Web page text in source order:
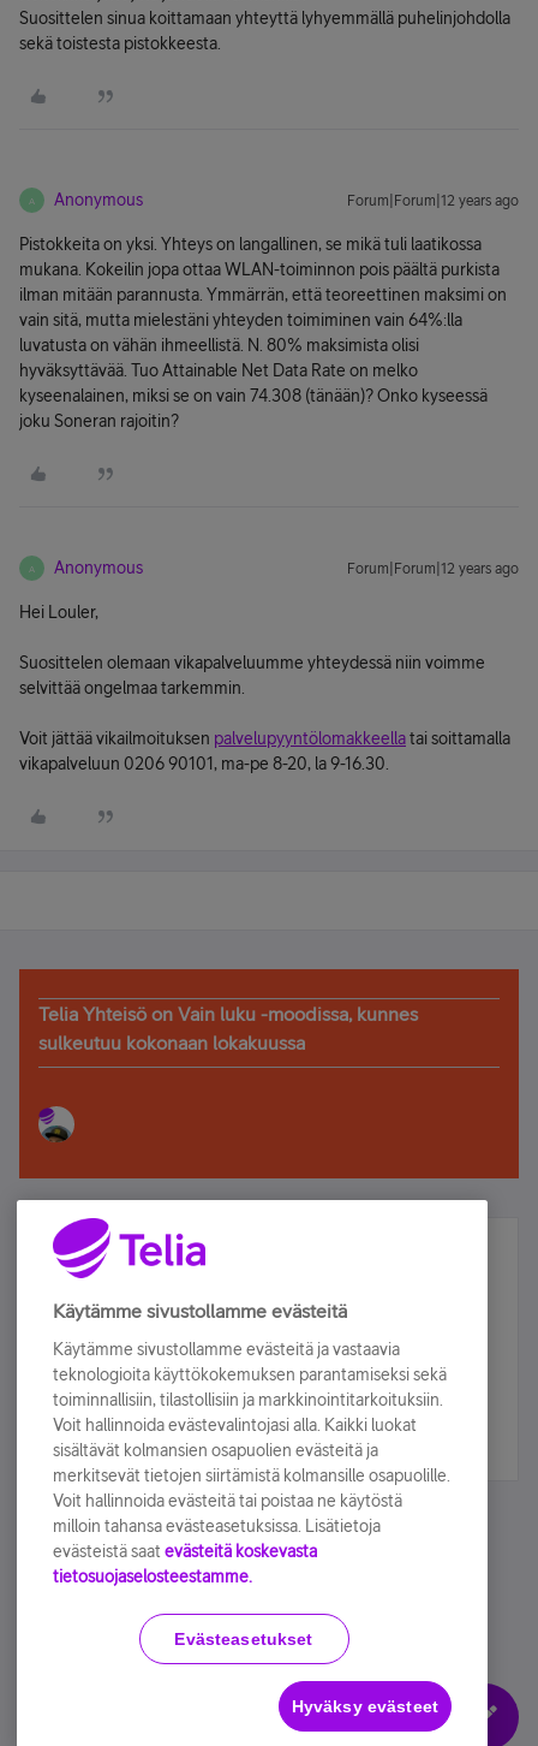
Suosittelen sinua koittamaan yhteyttä lyhyemmällä puhelinjohdolla
sekä toistesta pistokkeesta.
A Anonymous Forum|Forum|12 years ago
Pistokkeita on yksi. Yhteys on langallinen, se mikä tuli laatikossa
mukana. Kokeilin jopa ottaa WLAN-toiminnon pois päältä purkista
ilman mitään parannusta. Ymmärrän, että teoreettinen maksimi on
vain sitä, mutta mielestäni yhteyden toimiminen vain 64%:lla
luvatusta on vähän ihmeellistä. N. 80% maksimista olisi
hyväksyttävää. Tuo Attainable Net Data Rate on melko
kyseenalainen, miksi se on vain 74.308 (tänään)? Onko kyseessä
joku Soneran rajoitin?
A Anonymous Forum|Forum|12 years ago
Hei Louler,
Suosittelen olemaan vikapalveluumme yhteydessä niin voimme
selvittää ongelmaa tarkemmin.
Voit jättää vikailmoituksen palvelupyyntölomakkeellatai soittamalla
vikapalveluun 0206 90101, ma-pe 8-20, la 9-16.30.
Telia Yhteisö on Vain luku -moodissa, kunnes
sulkeutuu kokonaan lokakuussa
Älä jää paitsi – osallistu ja voita!
Tilaa Telian uutiskirje ja olet mukana arvonnassa.
sähköpostiisi.
Tilaa nyt
Käyttöehdot Accessibility statement
Evästeasetukset
Käytämme sivustollamme evästeitä
Käytämme sivustollamme evästeitä ja vastaavia
teknologioita käyttökokemuksen parantamiseksi sekä
toiminnallisiin, tilastollisiin ja markkinointitarkoituksiin.
Voit hallinnoida evästevalintojasi alla. Kaikki luokat
sisältävät kolmansien osapuolien evästeitä ja
merkitsevät tietojen siirtämistä kolmansille osapuolille.
Voit hallinnoida evästeitä tai poistaa ne käytöstä
milloin tahansa evästeasetuksissa. Lisätietoja
evästeistä saat evästeitä koskevasta
tietosuojaselosteestamme.
Evästeasetukset
Hyväksy evästeet